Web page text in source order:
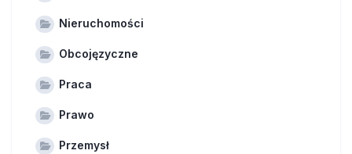
Nieruchomości
Obcojęzyczne
Praca
Prawo
Przemysł